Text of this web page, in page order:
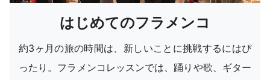
はじめてのフラメンコ
約3ヶ月の旅の時間は、新しいことに挑戦するにはぴ
ったり。フラメンコレッスンでは、踊りや歌、ギター